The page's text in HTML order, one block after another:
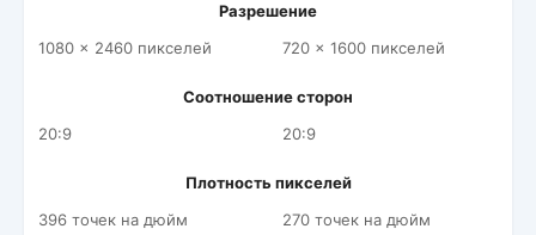
Разрешение
1080 x 2460 пикселей
720 x 1600 пикселей
Соотношение сторон
20:9
20:9
Плотность пикселей
396 точек на дюйм
270 точек на дюйм